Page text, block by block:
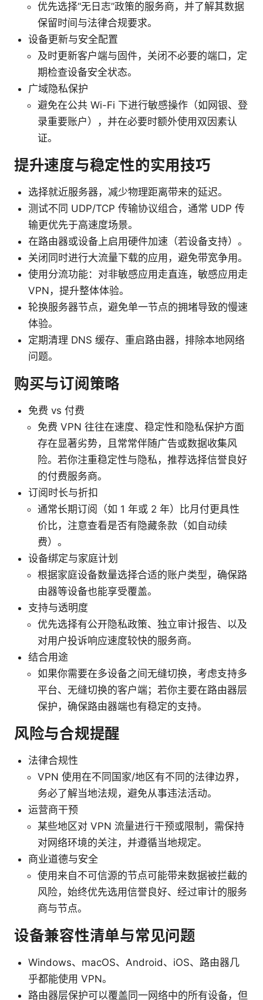
优先选择“无日志”政策的服务商，并了解其数据
保留时间与法律合规要求。
设备更新与安全配置
及时更新客户端与固件，关闭不必要的端口，定
期检查设备安全状态。
广域隐私保护
避免在公共 Wi-Fi 下进行敏感操作（如网银、登
录重要账户），并在必要时额外使用双因素认
证。
提升速度与稳定性的实用技巧
选择就近服务器，减少物理距离带来的延迟。
测试不同 UDP/TCP 传输协议组合，通常 UDP 传
输更优先于高速度场景。
在路由器或设备上启用硬件加速（若设备支持）。
关闭同时进行大流量下载的应用，避免带宽争用。
使用分流功能：对非敏感应用走直连，敏感应用走
VPN，提升整体体验。
轮换服务器节点，避免单一节点的拥堵导致的慢速
体验。
定期清理 DNS 缓存、重启路由器，排除本地网络
问题。
购买与订阅策略
免费 vs 付费
免费 VPN 往往在速度、稳定性和隐私保护方面
存在显著劣势，且常常伴随广告或数据收集风
险。若你注重稳定性与隐私，推荐选择信誉良好
的付费服务商。
订阅时长与折扣
通常长期订阅（如 1 年或 2 年）比月付更具性
价比，注意查看是否有隐藏条款（如自动续
费）。
设备绑定与家庭计划
根据家庭设备数量选择合适的账户类型，确保路
由器等设备也能享受覆盖。
支持与透明度
优先选择有公开隐私政策、独立审计报告、以及
对用户投诉响应速度较快的服务商。
结合用途
如果你需要在多设备之间无缝切换，考虑支持多
平台、无缝切换的客户端；若你主要在路由器层
保护，确保路由器端也有稳定的支持。
风险与合规提醒
法律合规性
VPN 使用在不同国家/地区有不同的法律边界，
务必了解当地法规，避免从事违法活动。
运营商干预
某些地区对 VPN 流量进行干预或限制，需保持
对网络环境的关注，并遵循当地规定。
商业道德与安全
使用来自不可信源的节点可能带来数据被拦截的
风险，始终优先选用信誉良好、经过审计的服务
商与节点。
设备兼容性清单与常见问题
Windows、macOS、Android、iOS、路由器几
乎都能使用 VPN。
路由器层保护可以覆盖同一网络中的所有设备，但